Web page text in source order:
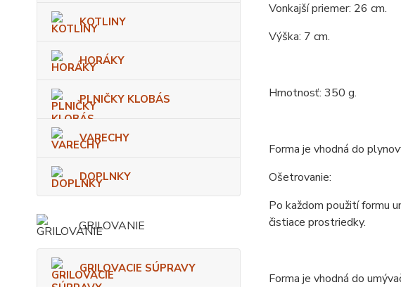
KOTLINY
HORÁKY
PLNIČKY KLOBÁS
VARECHY
DOPLNKY
GRILOVANIE
GRILOVACIE SÚPRAVY
Vonkajší priemer: 26 cm.
Výška: 7 cm.
Hmotnosť: 350 g.
Forma je vhodná do
Ošetrovanie:
Po každom použití formu
čistiace prostriedky.
Forma je vhodná do